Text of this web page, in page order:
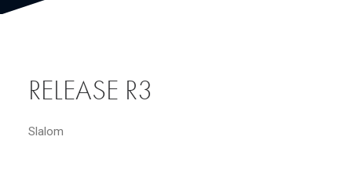
RELEASE R3
Slalom